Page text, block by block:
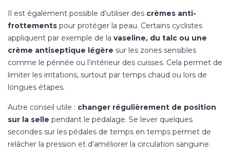
Il est également possible d’utiliser des crèmes anti-
frottements pour protéger la peau. Certains cyclistes
appliquent par exemple de la vaseline, du talc ou une
crème antiseptique légère sur les zones sensibles
comme le périnée ou l’intérieur des cuisses. Cela permet de
limiter les irritations, surtout par temps chaud ou lors de
longues étapes.
Autre conseil utile : changer régulièrement de position
sur la selle pendant le pédalage. Se lever quelques
secondes sur les pédales de temps en temps permet de
relâcher la pression et d’améliorer la circulation sanguine.